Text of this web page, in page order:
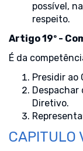
possível,
respeito.
Artigo 19º -
É da
Presidir ao
Despachar
Diretivo.